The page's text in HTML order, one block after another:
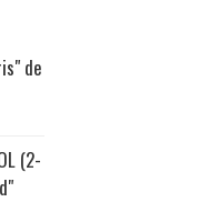
de
(2-